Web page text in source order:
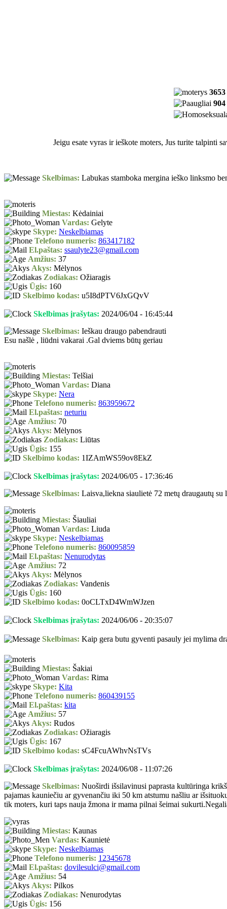
3653
904
Jeigu esate vyras ir ieškote moters, Jus turite talpinti
Skelbimas: Labukas stamboka mergina ieško linksmo
Miestas: Kėdainiai
Vardas: Gelyte
Skype: Neskelbiamas
Telefono numeris: 863417182
El.paštas: ssaulyte23@gmail.com
Amžius: 37
Akys: Mėlynos
Zodiakas: Ožiaragis
Ūgis: 160
Skelbimo kodas: u5I8dPTV6JxGQvV
Skelbimas įrašytas: 2024/06/04 - 16:45:44
Skelbimas: Ieškau draugo pabendrauti
Esu našlė , liūdni vakarai .Gal dviems būtų geriau
Miestas: Telšiai
Vardas: Diana
Skype: Nera
Telefono numeris: 863959672
El.paštas: neturiu
Amžius: 70
Akys: Mėlynos
Zodiakas: Liūtas
Ūgis: 155
Skelbimo kodas: 1IZAmWS59ov8EkZ
Skelbimas įrašytas: 2024/06/05 - 17:36:46
Skelbimas: Laisva,liekna siaulietė 72 metų draugautų
Miestas: Šiauliai
Vardas: Liuda
Skype: Neskelbiamas
Telefono numeris: 860095859
El.paštas: Nenurodytas
Amžius: 72
Akys: Mėlynos
Zodiakas: Vandenis
Ūgis: 160
Skelbimo kodas: 0oCLTxD4WmWJzen
Skelbimas įrašytas: 2024/06/06 - 20:35:07
Skelbimas: Kaip gera butu gyventi pasauly jei mylima
Miestas: Šakiai
Vardas: Rima
Skype: Kita
Telefono numeris: 860439155
El.paštas: kita
Amžius: 57
Akys: Rudos
Zodiakas: Ožiaragis
Ūgis: 167
Skelbimo kodas: sC4FcuAWhvNsTVs
Skelbimas įrašytas: 2024/06/08 - 11:07:26
Skelbimas: Nuoširdi išsilavinusi paprasta kultūringa
pajamas kauniečiu ar gyvenančiu iki 50 km atstumu našliu ar
tik moters, kuri taps nauja žmona ir mama pilnai šeimai
Miestas: Kaunas
Vardas: Kaunietė
Skype: Neskelbiamas
Telefono numeris: 12345678
El.paštas: dovilesulci@gmail.com
Amžius: 54
Akys: Pilkos
Zodiakas: Nenurodytas
Ūgis: 156